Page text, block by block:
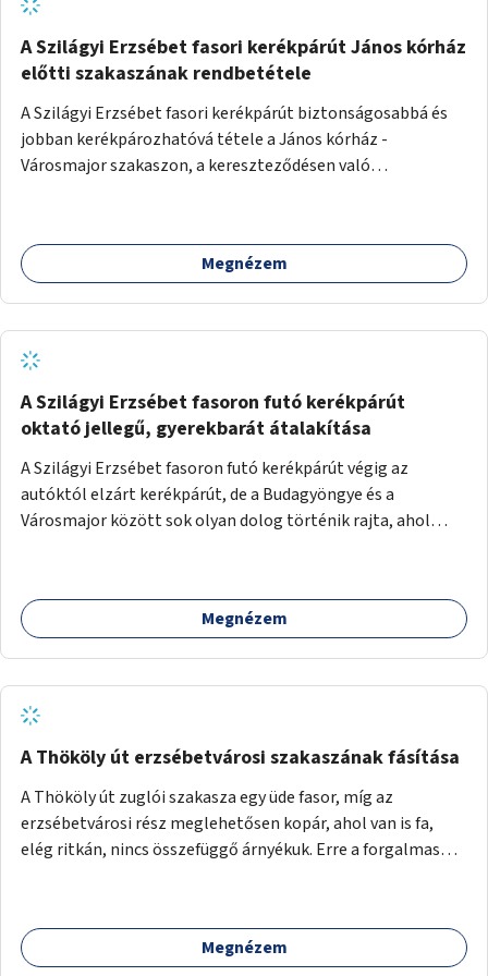
A Szilágyi Erzsébet fasori kerékpárút János kórház
előtti szakaszának rendbetétele
A Szilágyi Erzsébet fasori kerékpárút biztonságosabbá és
jobban kerékpározhatóvá tétele a János kórház -
Városmajor szakaszon, a kereszteződésen való
forgalomtól való jobb elkülönítésével, esetleg ésszerűbb
útvonal kijelölésével.
Megnézem
A Szilágyi Erzsébet fasoron futó kerékpárút
oktató jellegű, gyerekbarát átalakítása
A Szilágyi Erzsébet fasoron futó kerékpárút végig az
autóktól elzárt kerékpárút, de a Budagyöngye és a
Városmajor között sok olyan dolog történik rajta, ahol
ötletem az, hogy ezt a szakaszt egy oktató jellegű,
bemutató kerékpárúttá varázsoljuk, ahol a gyerekek a valós
sok gyerekkel közlekedő szülőt látni nap, mint, nap, sok az
iskola, óvoda a környéken. Dupla kitáblázásokkal,
fényvisszaverős táblákkal, az aszfalt erősebb színre
ötletet.
Megnézem
A Thököly út erzsébetvárosi szakaszának fásítása
A Thököly út zuglói szakasza egy üde fasor, míg az
erzsébetvárosi rész meglehetősen kopár, ahol van is fa,
elég ritkán, nincs összefüggő árnyékuk. Erre a forgalmas
szükség.
Megnézem